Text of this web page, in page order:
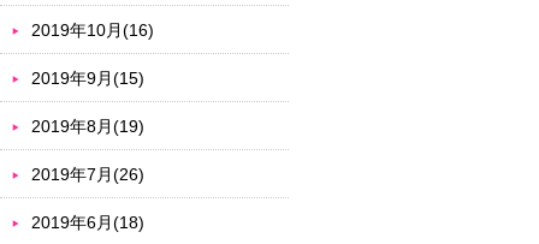
2019年10月(16)
2019年9月(15)
2019年8月(19)
2019年7月(26)
2019年6月(18)